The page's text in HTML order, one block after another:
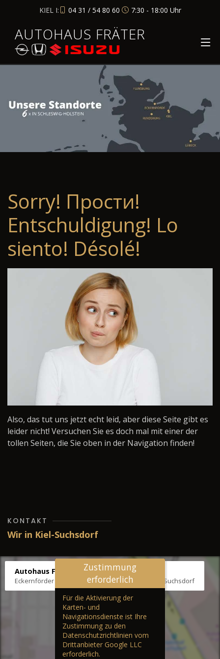
KIEL I: 04 31 / 54 80 60 7:30 - 18:00 Uhr
AUTOHAUS FRÄTER
Sorry! Прости!
Entschuldigung! Lo
siento! Désolé!
Also, das tut uns jetzt echt leid, aber diese Seite gibt es
leider nicht! Versuchen Sie es doch mal mit einer der
tollen Seiten, die Sie oben in der Navigation finden!
KONTAKT
Wir in Kiel-Suchsdorf
Autohaus Fräter
Eckernförder Str. /Klausbrooker Weg 1, 24107 Kiel-Suchsdorf
Zustimmung
erforderlich
Für die Aktivierung der
Karten- und
Navigationsdienste ist Ihre
Zustimmung zu den
Datenschutzrichtlinien vom
Drittanbieter Google LLC
erforderlich.